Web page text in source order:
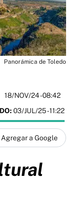
Panorámica de Toledo
18/NOV/24- 08:42
03/JUL/25 - 11:22
Agregar a Google